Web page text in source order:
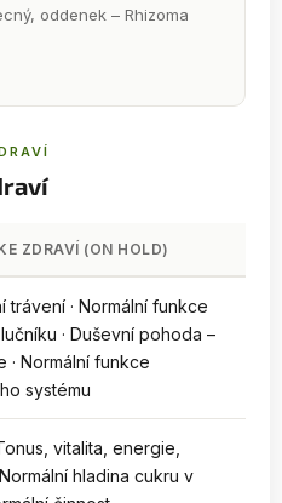
oddenek – Rhizoma
ZDRAVÍ (ON HOLD)
trávení · Normální funkce
· Duševní pohoda –
· Normální funkce
systému
vitalita, energie,
hladina cukru v